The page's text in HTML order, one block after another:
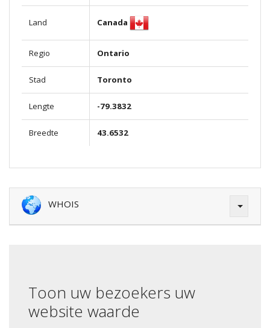
Land Canada
Regio Ontario
Stad Toronto
Lengte -79.3832
Breedte 43.6532
WHOIS
Toon uw bezoekers uw
website waarde